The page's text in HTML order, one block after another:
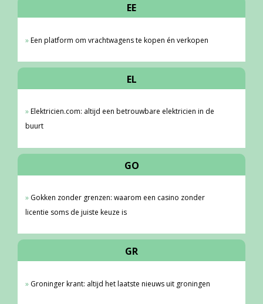
EE
Een platform om vrachtwagens te kopen én verkopen
EL
Elektricien.com: altijd een betrouwbare elektricien in de
buurt
GO
Gokken zonder grenzen: waarom een casino zonder
licentie soms de juiste keuze is
GR
Groninger krant: altijd het laatste nieuws uit groningen